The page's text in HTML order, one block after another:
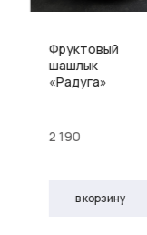
Фруктовый
шашлык
«Радуга»
2 190
в корзину